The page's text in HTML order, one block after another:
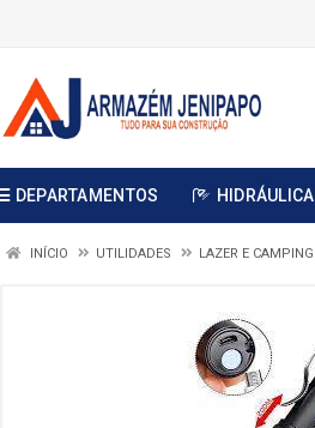
DEPARTAMENTOS HIDRÁULICA
INÍCIO UTILIDADES LAZER E CAMPING